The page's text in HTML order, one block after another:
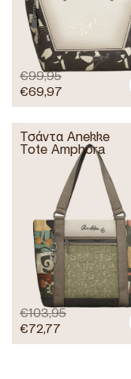
€99,95
€69,97
Τσάντα Anekke
Tote Amphora
€103,95
€72,77